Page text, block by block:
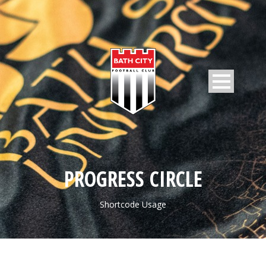
PROGRESS CIRCLE
Shortcode Usage